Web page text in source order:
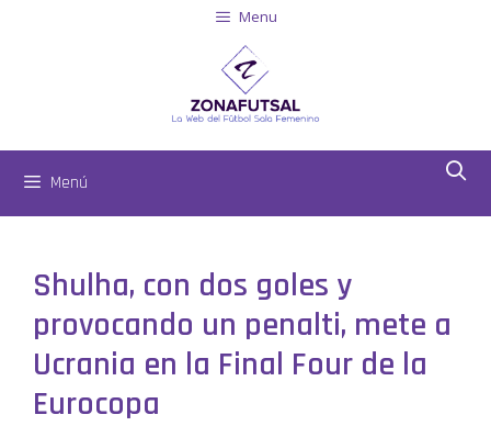
Menu
Menú
Shulha, con dos goles y
provocando un penalti, mete a
Ucrania en la Final Four de la
Eurocopa